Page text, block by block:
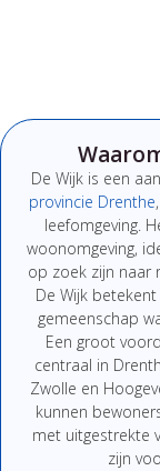
De Wijk is een
provincie Drenthe
leefomgeving.
woonomgeving,
op zoek zijn naar
De Wijk
gemeenschap
Een groot
centraal in
Zwolle en
kunnen
met uitgestrekte
zijn